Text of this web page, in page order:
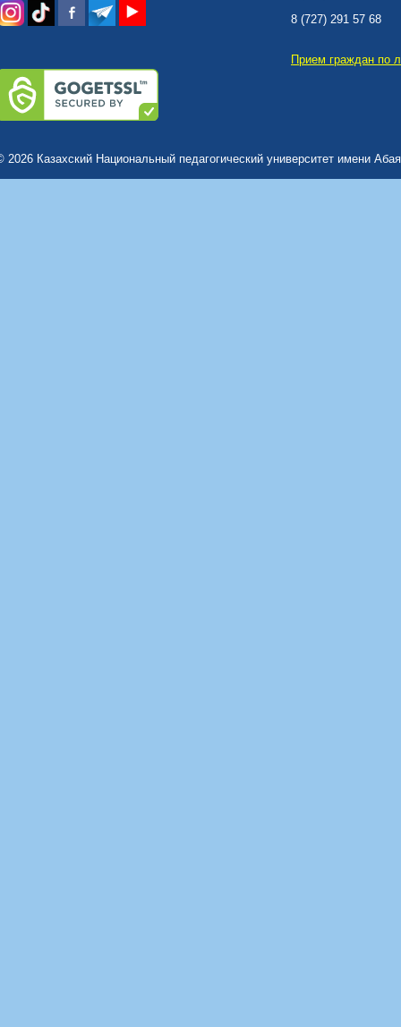
8 (727) 291 57 68
Прием граждан по
2026 Казахский Национальный педагогический университет имени Абая